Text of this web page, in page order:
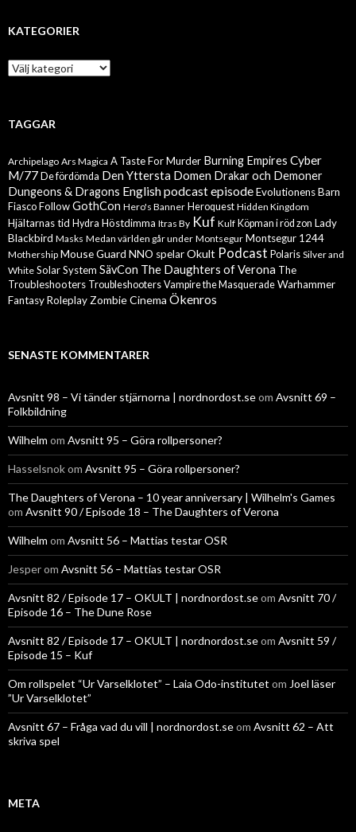
KATEGORIER
Kategorier
TAGGAR
Archipelago Ars Magica A Taste For Murder Burning Empires Cyber
M/77 De fördömda Den Yttersta Domen Drakar och Demoner
Dungeons & Dragons English podcast episodeEvolutionens Barn
Fiasco FollowGothCon Hero's Banner Heroquest Hidden Kingdom
Hjältarnas tid Hydra Höstdimma Itras By Kuf Kulf Köpman i röd zon Lady
Blackbird Masks Medan världen går under Montsegur Montsegur 1244
Mothership Mouse Guard NNO spelarOkult Podcast Polaris Silver and
White Solar System SävCon The Daughters of Verona The
Troubleshooters Troubleshooters Vampire the Masquerade Warhammer
Fantasy Roleplay Zombie Cinema Ökenros
SENASTE KOMMENTARER
Avsnitt 98 – Vi tänder stjärnorna | nordnordost.seom Avsnitt 69 –
Folkbildning
Wilhelm om Avsnitt 95 – Göra rollpersoner?
Hasselsnokom Avsnitt 95 – Göra rollpersoner?
The Daughters of Verona – 10 year anniversary | Wilhelm's Games
om Avsnitt 90 / Episode 18 – The Daughters of Verona
Wilhelm om Avsnitt 56 – Mattias testar OSR
Jesperom Avsnitt 56 – Mattias testar OSR
Avsnitt 82 / Episode 17 – OKULT | nordnordost.seom Avsnitt 70 /
Episode 16 – The Dune Rose
Avsnitt 82 / Episode 17 – OKULT | nordnordost.seom Avsnitt 59 /
Episode 15 – Kuf
Om rollspelet “Ur Varselklotet” – Laia Odo-institutet om Joel läser
”Ur Varselklotet”
Avsnitt 67 – Fråga vad du vill | nordnordost.seom Avsnitt 62 – Att
skriva spel
META